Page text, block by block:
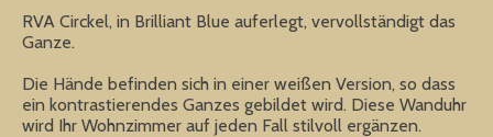
RVA Circkel, in Brilliant Blue auferlegt, vervollständigt das
Ganze.
Die Hände befinden sich in einer weißen Version, so dass
ein kontrastierendes Ganzes gebildet wird. Diese Wanduhr
wird Ihr Wohnzimmer auf jeden Fall stilvoll ergänzen.